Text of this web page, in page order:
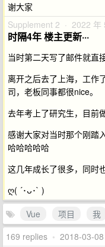
谢大家
Supplement 2 · 2022 年
时隔4年 楼主更新···
当时第二天写了邮件就直
离开之后去了上海，工作
司，老板同事都很nice。
去年考上了研究生，目前
感谢大家对当时那个刚踏
哈哈哈哈哈
这几年成长了很多，同时
ღ( ´･ᴗ･` )
Vue
项目 我
169 replies • 2018-03-